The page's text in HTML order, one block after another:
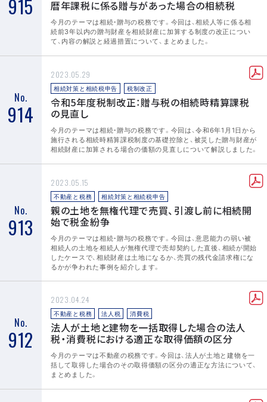
915 暦年課税に係る贈与があった場合の相続税
今月のテーマは相続・贈与の税務です。今回は、相続人等に係る相
続前3年以内の贈与財産を相続財産に加算する制度の改正につい
て、内容の解説と経過措置について、まとめました。
No.
914
2023.05.29
相続対策と相続税申告 税制改正
令和5年度税制改正：贈与税の相続時精算課税
の見直し
今月のテーマは相続・贈与の税務です。今回は、令和6年1月1日から
施行される相続時精算課税制度の基礎控除と、被災した贈与財産が
相続財産に加算される場合の価額の見直しについて解説しました。
No.
913
2023.05.15
不動産と税務 相続対策と相続税申告
親の土地を無権代理で売買、引渡し前に相続開
始で税金紛争
今月のテーマは相続・贈与の税務です。今回は、意思能力の弱い被
相続人の土地を相続人が無権代理で売却契約した直後、相続が開始
したケースで、相続財産は土地になるか、売買の残代金請求権にな
るかが争われた事例を紹介します。
No.
912
2023.04.24
不動産と税務 法人税 消費税
法人が土地と建物を一括取得した場合の法人
税・消費税における適正な取得価額の区分
今月のテーマは不動産の税務です。今回は、法人が土地と建物を一
括して取得した場合のその取得価額の区分の適正な方法について、
まとめました。